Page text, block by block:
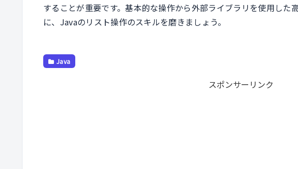
することが重要です。基本的な操作から外部ライブラリを使用した
に、Javaのリスト操作のスキルを磨きましょう。
Java
スポンサーリンク